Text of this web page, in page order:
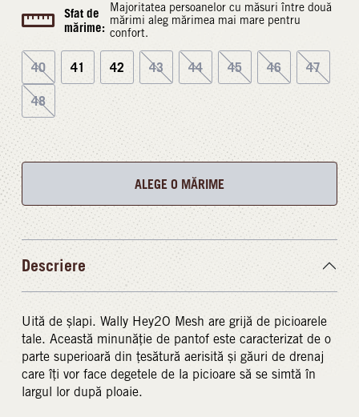
Sfat de
mărime:
Majoritatea persoanelor cu măsuri între două
mărimi aleg mărimea mai mare pentru
confort.
40 41 42 43 44 45 46 47
48
ALEGE O MĂRIME
Descriere
Uită de șlapi. Wally Hey2O Mesh are grijă de picioarele
tale. Această minunăție de pantof este caracterizat de o
parte superioară din țesătură aerisită și găuri de drenaj
care îți vor face degetele de la picioare să se simtă în
largul lor după ploaie.